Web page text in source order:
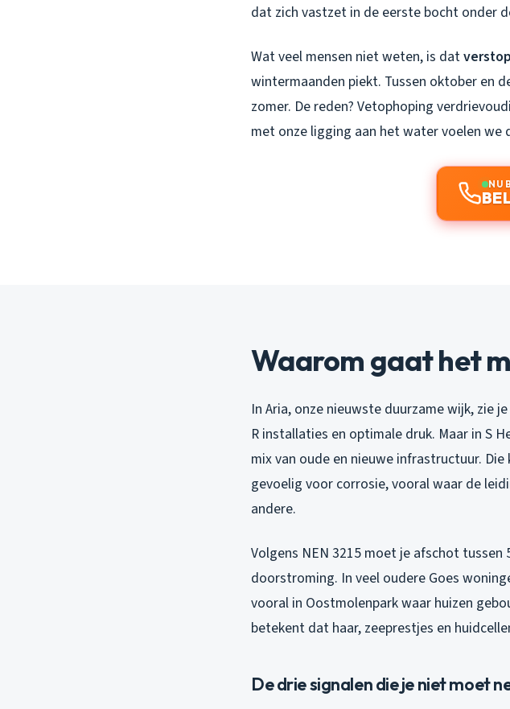
dat zich vastzet in de eerste bocht onder
Wat veel mensen niet weten, is dat
wintermaanden piekt. Tussen oktober en
zomer. De reden? Vetophoping
met onze ligging aan het water voelen we
NU
Waarom gaat het
In Aria, onze nieuwste duurzame wijk, zie
R installaties en optimale druk. Maar in S
mix van oude en nieuwe infrastructuur.
gevoelig voor corrosie, vooral waar de
andere.
Volgens NEN 3215 moet je afschot
doorstroming. In veel oudere Goes
vooral in Oostmolenpark waar huizen
betekent dat haar, zeeprestjes en
De drie signalen die je niet moet